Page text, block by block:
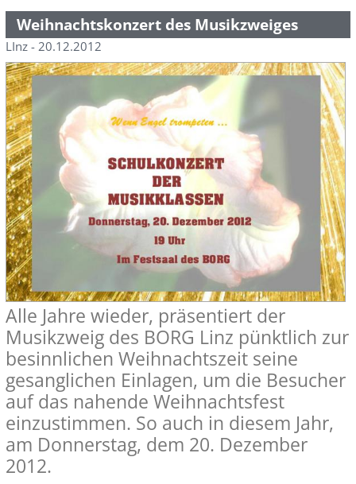
Weihnachtskonzert des Musikzweiges
LInz - 20.12.2012
Alle Jahre wieder, präsentiert der
Musikzweig des BORG Linz pünktlich zur
besinnlichen Weihnachtszeit seine
gesanglichen Einlagen, um die Besucher
auf das nahende Weihnachtsfest
einzustimmen. So auch in diesem Jahr,
am Donnerstag, dem 20. Dezember
2012.